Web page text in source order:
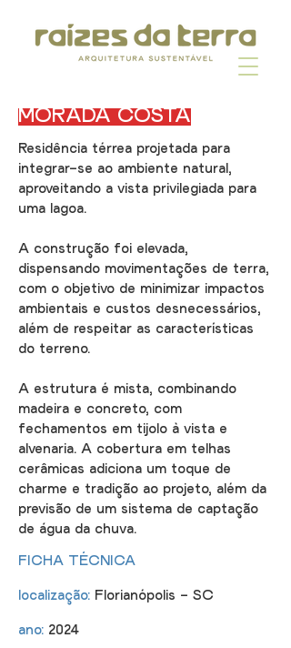
MORADA COSTA
Residência térrea projetada para
integrar-se ao ambiente natural,
aproveitando a vista privilegiada para
uma lagoa.
A construção foi elevada,
dispensando movimentações de terra,
com o objetivo de minimizar impactos
ambientais e custos desnecessários,
além de respeitar as características
do terreno.
A estrutura é mista, combinando
madeira e concreto, com
fechamentos em tijolo à vista e
alvenaria. A cobertura em telhas
cerâmicas adiciona um toque de
charme e tradição ao projeto, além da
previsão de um sistema de captação
de água da chuva.
FICHA TÉCNICA
localização: Florianópolis - SC
ano: 2024